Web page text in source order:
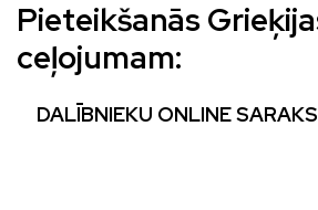
Pieteikšanās
ceļojumam:
DALĪBNIEKU ONLINE